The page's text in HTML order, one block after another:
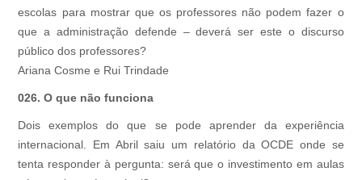
escolas para mostrar que os professores não podem fazer o
que a administração defende – deverá ser este o discurso
público dos professores?
Ariana Cosme e Rui Trindade
026. O que não funciona
Dois exemplos do que se pode aprender da experiência
internacional. Em Abril saiu um relatório da OCDE onde se
tenta responder à pergunta: será que o investimento em aulas